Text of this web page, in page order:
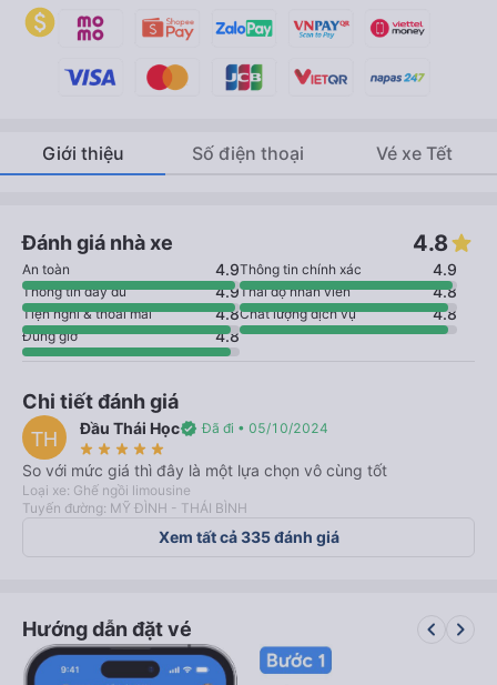
Giới thiệu Số điện thoại Vé xe Tết
Đánh giá nhà xe 4.8
An toàn 4.9Thông tin chính xác 4.9
Thông tin đầy đủ 4.9Thái độ nhân viên 4.8
Tiện nghi & thoải mái 4.8Chất lượng dịch vụ 4.8
Đúng giờ 4.8
Chi tiết đánh giá
TH Đầu Thái Họcverified Đã đi • 05/10/2024
star_rate star_rate star_rate star_rate star_rate
So với mức giá thì đây là một lựa chọn vô cùng tốt
Loại xe: Ghế ngồi limousine
Tuyến đường: MỸ ĐÌNH - THÁI BÌNH
Xem tất cả 335 đánh giá
Hướng dẫn đặt vé keyboard_arrow_left keyboard_arrow_right